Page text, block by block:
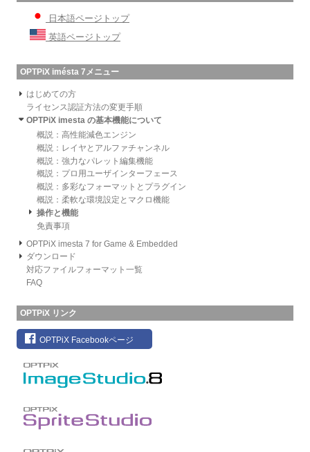
日本語ページトップ
英語ページトップ
OPTPiX imésta 7メニュー
はじめての方
ライセンス認証方法の変更手順
OPTPiX imesta の基本機能について
概説：高性能減色エンジン
概説：レイヤとアルファチャンネル
概説：強力なパレット編集機能
概説：プロ用ユーザインターフェース
概説：多彩なフォーマットとプラグイン
概説：柔軟な環境設定とマクロ機能
操作と機能
免責事項
OPTPiX imesta 7 for Game & Embedded
ダウンロード
対応ファイルフォーマット一覧
FAQ
OPTPiX リンク
OPTPiX Facebookページ